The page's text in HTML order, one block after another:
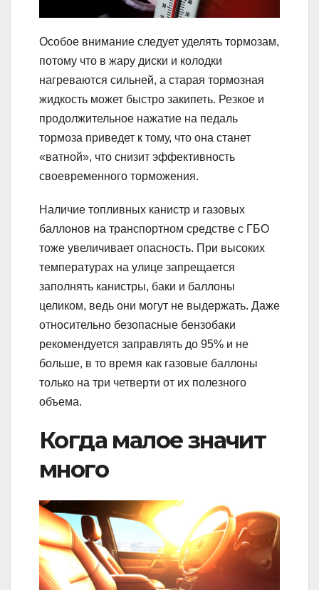
Особое внимание следует уделять тормозам,
потому что в жару диски и колодки
нагреваются сильней, а старая тормозная
жидкость может быстро закипеть. Резкое и
продолжительное нажатие на педаль
тормоза приведет к тому, что она станет
«ватной», что снизит эффективность
своевременного торможения.
Наличие топливных канистр и газовых
баллонов на транспортном средстве с ГБО
тоже увеличивает опасность. При высоких
температурах на улице запрещается
заполнять канистры, баки и баллоны
целиком, ведь они могут не выдержать. Даже
относительно безопасные бензобаки
рекомендуется заправлять до 95% и не
больше, в то время как газовые баллоны
только на три четверти от их полезного
объема.
Когда малое значит
много